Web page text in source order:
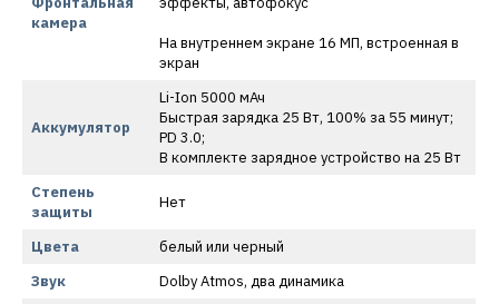
камера
На внутреннем экране 16 МП, встроенная в
экран
Аккумулятор
Li-Ion 5000 мАч
Быстрая зарядка 25 Вт, 100% за 55 минут;
PD 3.0;
В комплекте зарядное устройство на 25 Вт
Степень
защиты
Нет
Цвета
белый или черный
Звук
Dolby Atmos, два динамика